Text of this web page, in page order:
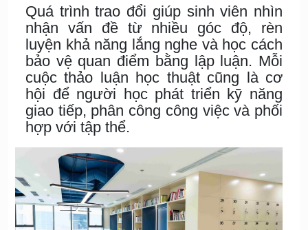
Quá trình trao đổi giúp sinh viên nhìn
nhận vấn đề từ nhiều góc độ, rèn
luyện khả năng lắng nghe và học cách
bảo vệ quan điểm bằng lập luận. Mỗi
cuộc thảo luận học thuật cũng là cơ
hội để người học phát triển kỹ năng
giao tiếp, phân công công việc và phối
hợp với tập thể.